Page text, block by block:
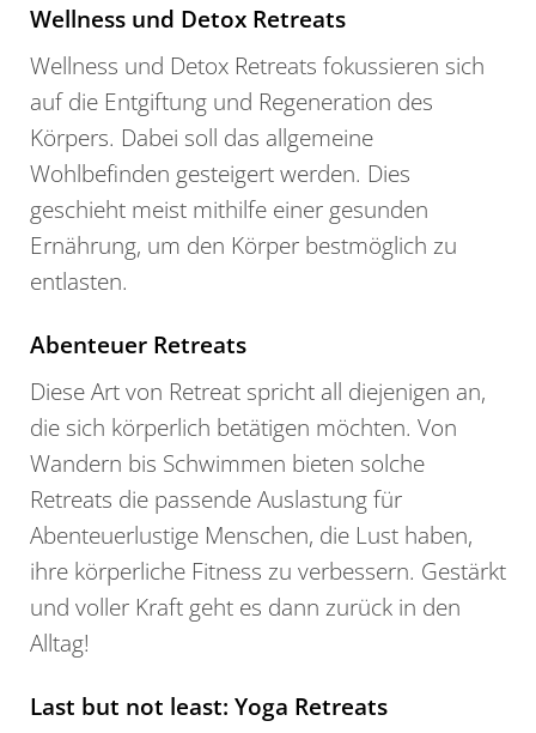
Wellness und Detox Retreats
Wellness und Detox Retreats fokussieren sich
auf die Entgiftung und Regeneration des
Körpers. Dabei soll das allgemeine
Wohlbefinden gesteigert werden. Dies
geschieht meist mithilfe einer gesunden
Ernährung, um den Körper bestmöglich zu
entlasten.
Abenteuer Retreats
Diese Art von Retreat spricht all diejenigen an,
die sich körperlich betätigen möchten. Von
Wandern bis Schwimmen bieten solche
Retreats die passende Auslastung für
Abenteuerlustige Menschen, die Lust haben,
ihre körperliche Fitness zu verbessern. Gestärkt
und voller Kraft geht es dann zurück in den
Alltag!
Last but not least: Yoga Retreats